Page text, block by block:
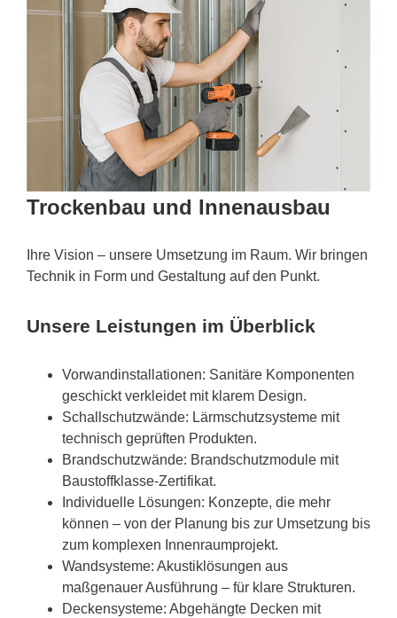
Trockenbau und Innenausbau
Ihre Vision – unsere Umsetzung im Raum. Wir bringen
Technik in Form und Gestaltung auf den Punkt.
Unsere Leistungen im Überblick
Vorwandinstallationen: Sanitäre Komponenten
geschickt verkleidet mit klarem Design.
Schallschutzwände: Lärmschutzsysteme mit
technisch geprüften Produkten.
Brandschutzwände: Brandschutzmodule mit
Baustoffklasse-Zertifikat.
Individuelle Lösungen: Konzepte, die mehr
können – von der Planung bis zur Umsetzung bis
zum komplexen Innenraumprojekt.
Wandsysteme: Akustiklösungen aus
maßgenauer Ausführung – für klare Strukturen.
Deckensysteme: Abgehängte Decken mit